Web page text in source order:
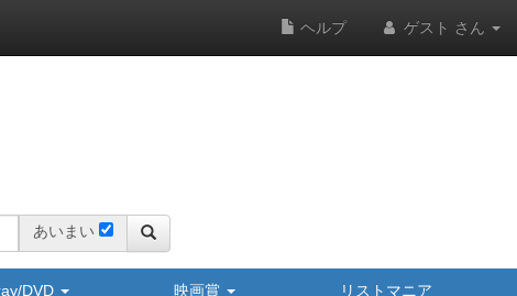
ヘルプ ゲスト さん
あいまい
DVD 映画賞 リストマニア